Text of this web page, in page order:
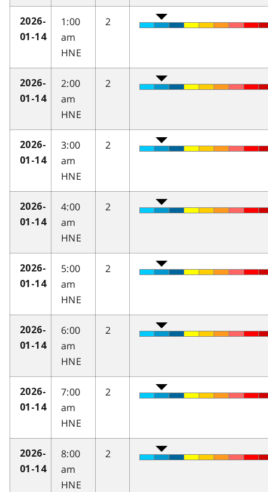
2026-
01-14
1:00
am
HNE
2
2026-
01-14
2:00
am
HNE
2
2026-
01-14
3:00
am
HNE
2
2026-
01-14
4:00
am
HNE
2
2026-
01-14
5:00
am
HNE
2
2026-
01-14
6:00
am
HNE
2
2026-
01-14
7:00
am
HNE
2
2026-
01-14
8:00
am
HNE
2